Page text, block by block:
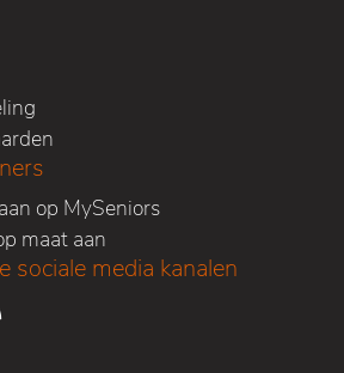
op MySeniors
maat aan
sociale media kanalen